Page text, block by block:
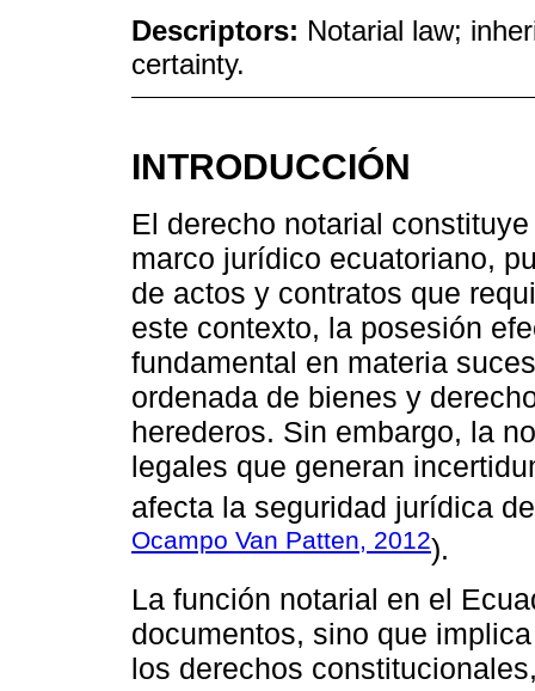
Descriptors: Notarial law;
certainty.
INTRODUCCIÓN
El derecho notarial
marco jurídico ecuatoriano,
de actos y contratos que
este contexto, la posesión
fundamental en materia
ordenada de bienes y
herederos. Sin embargo, la
legales que generan
afecta la seguridad jurídica
Ocampo Van Patten, 2012).
La función notarial en el
documentos, sino que
los derechos